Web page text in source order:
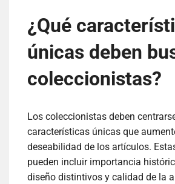
¿Qué
únicas deben
coleccionistas?
Los coleccionistas deben
características únicas que
deseabilidad de los artículos.
pueden incluir importancia
diseño distintivos y calidad de la